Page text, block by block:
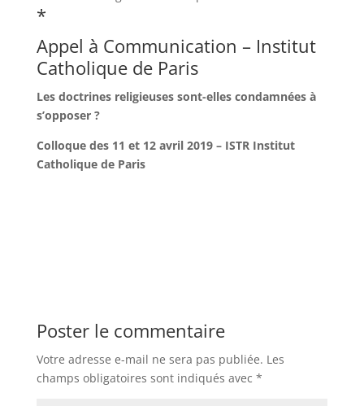
*
Appel à Communication – Institut
Catholique de Paris
Les doctrines religieuses sont-elles condamnées à
s’opposer ?
Colloque des 11 et 12 avril 2019 – ISTR Institut
Catholique de Paris
Poster le commentaire
Votre adresse e-mail ne sera pas publiée. Les
champs obligatoires sont indiqués avec *